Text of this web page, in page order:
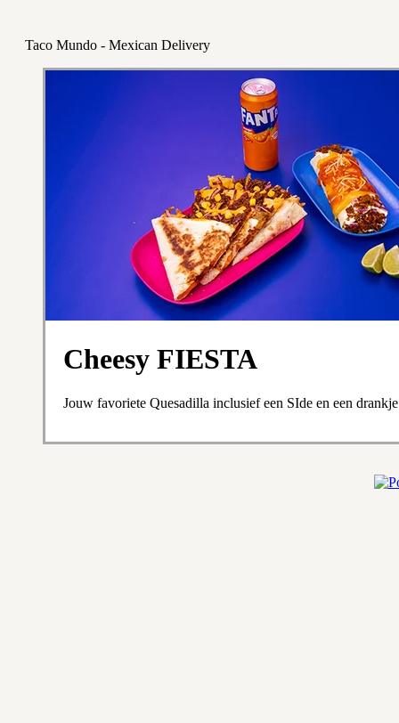
Taco Mundo - Mexican Delivery
Cheesy FIESTA
Jouw favoriete Quesadilla inclusief een SIde en een